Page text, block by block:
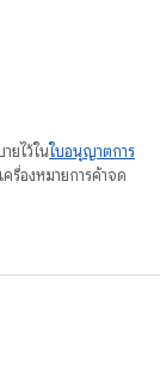
ยไว้ในใบอนุญาตการ
รื่องหมายการค้าจด